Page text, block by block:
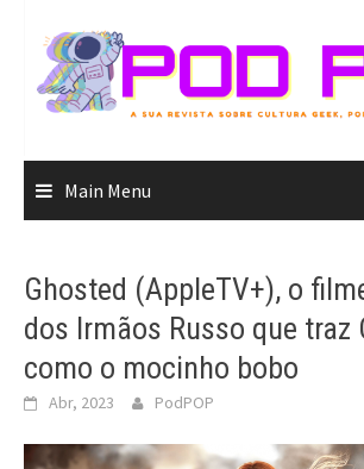
content
Main Menu
Ghosted (AppleTV+), o
dos Irmãos Russo que traz
como o mocinho bobo
Abr, 2023 PodPOP